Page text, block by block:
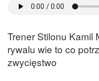
Trener Stilonu Kamil
rywalu wie to co
zwycięstwo